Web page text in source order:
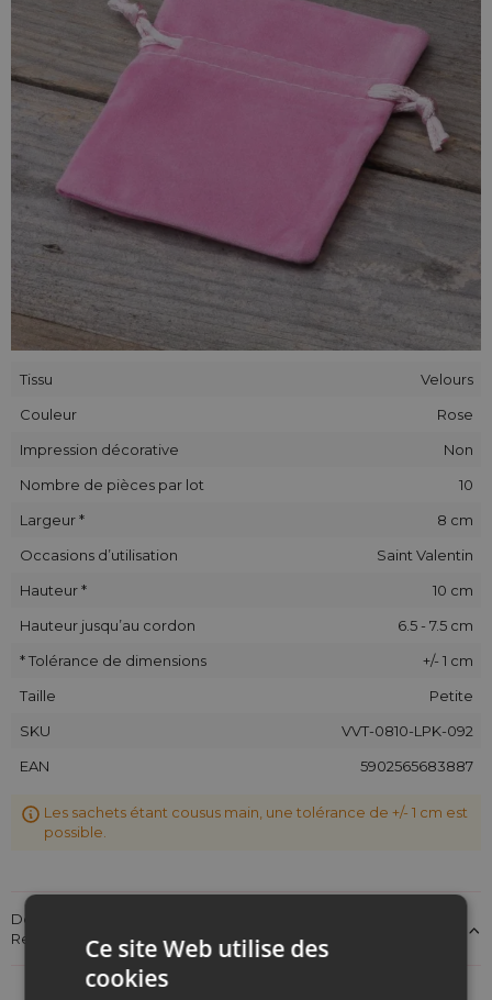
objets de valeur sans peur de les endommager.
Les sachets en velours sont une alternative excellente aux
emballages traditionnels et populaires en carton. Disponibles
dans beaucoup de couleurs et dimensions, ils surprendront
sûrement beaucoup de clients. Nous Vous invitons à faire
des achats dans notre magasin.
Tissu
Velours
Couleur
Rose
Impression décorative
Non
Nombre de pièces par lot
10
Largeur *
8 cm
Occasions d’utilisation
Saint Valentin
Hauteur *
10 cm
Hauteur jusqu’au cordon
6.5 - 7.5 cm
* Tolérance de dimensions
+/- 1 cm
Taille
Petite
SKU
VVT-0810-LPK-092
EAN
5902565683887
Les sachets étant cousus main, une tolérance de +/- 1 cm est
possible.
Détails sur la conformité du produit aux réglementations :
Responsabilité du produit
Ce site Web utilise des
cookies